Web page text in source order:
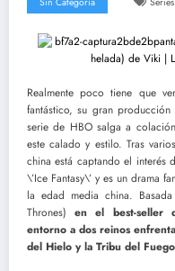
Realmente poco tiene que
fantástico, su gran
serie de HBO salga a
este calado y estilo. Tras
china está captando el interés
\’Ice Fantasy\’ y es un drama
la edad media china.
Thrones)en el best-seller
entorno a dos reinos
del Hielo y la Tribu del Fuego